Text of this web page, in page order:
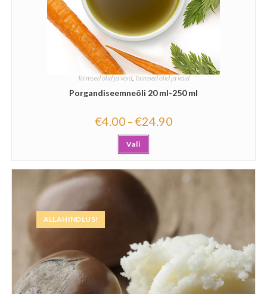
Taimsed õlid ja võid, Taimsed õlid ja võid
Porgandiseemneõli 20 ml-250 ml
€4.00 –€24.90
Vali
ALLAHINDLUS!